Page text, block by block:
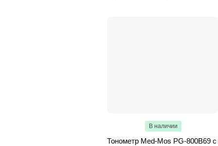
В наличии
Тонометр Med-Mos PG-800B69 с